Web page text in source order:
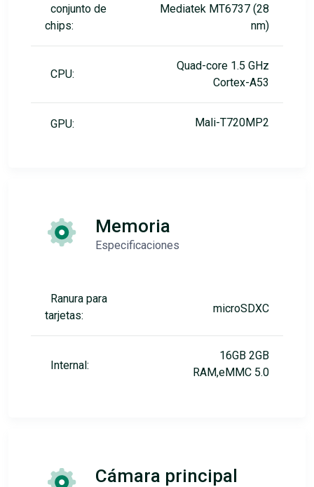
conjunto de
chips:
Mediatek MT6737 (28
nm)
CPU:
Quad-core 1.5 GHz
Cortex-A53
GPU: Mali-T720MP2
Memoria
Especificaciones
Ranura para
tarjetas:
microSDXC
Internal:
16GB 2GB
RAM,eMMC 5.0
Cámara principal